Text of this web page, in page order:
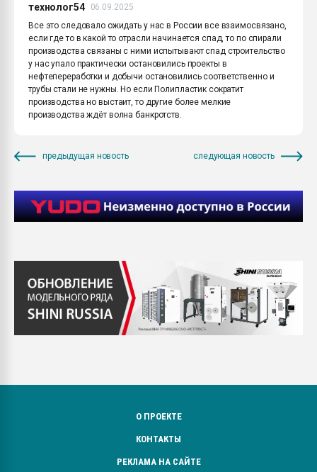
технолог54
06.09.2025
Все это следовало ожидать у нас в России все взаимосвязано,
если где то в какой то отрасли начинается спад, то по спирали
производства связаны с ними испытывают спад строительство
у нас упало практически остановились проекты в
нефтепереработки и добычи остановились соответственно и
трубы стали не нужны. Но если Полипластик сократит
производства но выстаит, то другие более мелкие
производства ждёт волна банкротств.
предыдущая новость следующая новость
О ПРОЕКТЕ
КОНТАКТЫ
РЕКЛАМА НА САЙТЕ